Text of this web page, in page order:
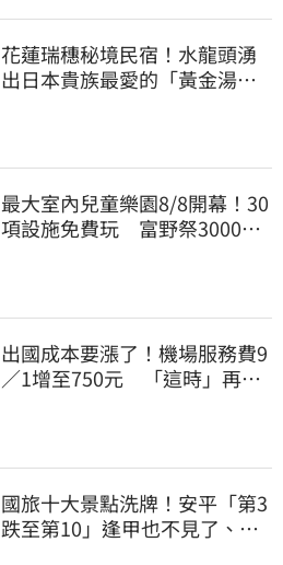
花蓮瑞穗秘境民宿！水龍頭湧
出日本貴族最愛的「黃金湯
最大室內兒童樂園8/8開幕！30
項設施免費玩 富野祭3000元
出國成本要漲了！機場服務費9
／1增至750元 「這時」再漲
國旅十大景點洗牌！安平「第3
跌至第10」逢甲也不見了、新